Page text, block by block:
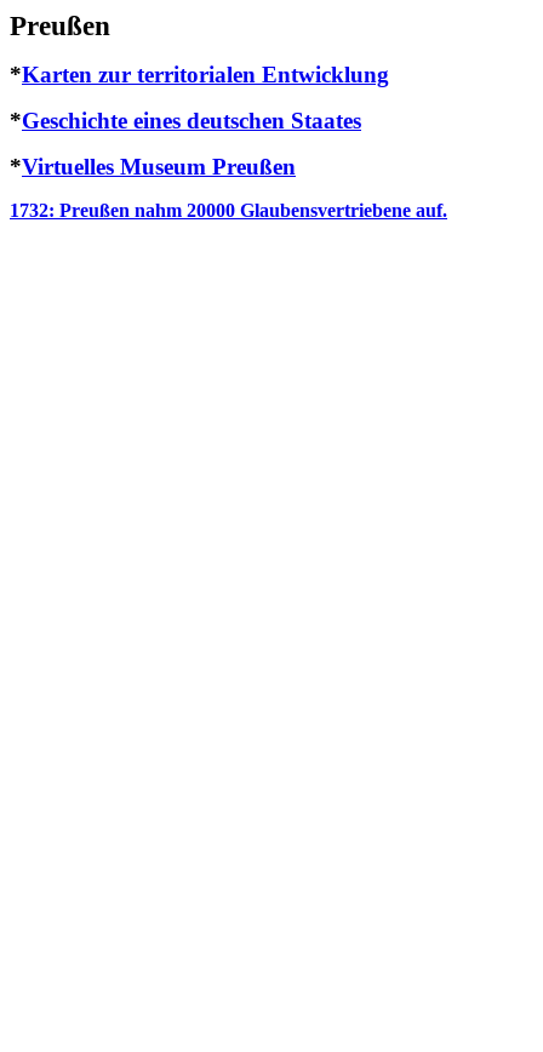
Preußen
*Karten zur territorialen Entwicklung
*Geschichte eines deutschen Staates
*Virtuelles Museum Preußen
1732: Preußen nahm 20000 Glaubensvertriebene auf.